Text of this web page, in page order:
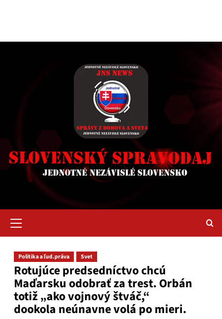
Menu
Politika a ľud.práva Svet
Rotujúce predsedníctvo chcú
Maďarsku odobrať za trest. Orbán
totiž „ako vojnový štváč,“
dookola neúnavne volá po mieri.